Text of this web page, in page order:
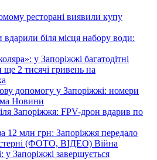
ресторані виявили купу
біля місця набору води:
у Запоріжжі багатодітні
2 тисячі гривень на
допомогу у Запоріжжі: номери
Новини
Запоріжжя: FPV-дрон вдарив по
12 млн грн: Запоріжжя передало
(ФОТО, ВІДЕО) Війна
у Запоріжжі завершується